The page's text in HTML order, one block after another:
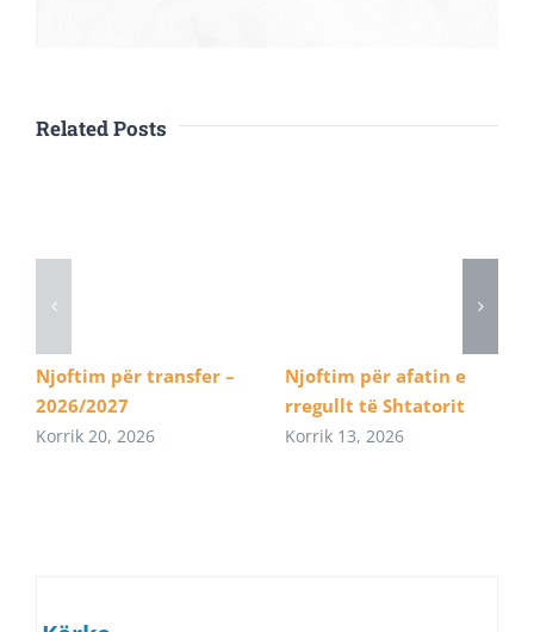
Related Posts
Njoftim për transfer –
2026/2027
Korrik 20, 2026
Njoftim për afatin e
rregullt të Shtatorit
Korrik 13, 2026